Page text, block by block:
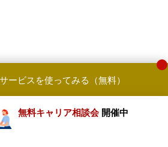
ービスを使ってみる（無料）
無料キャリア相談会 開催中